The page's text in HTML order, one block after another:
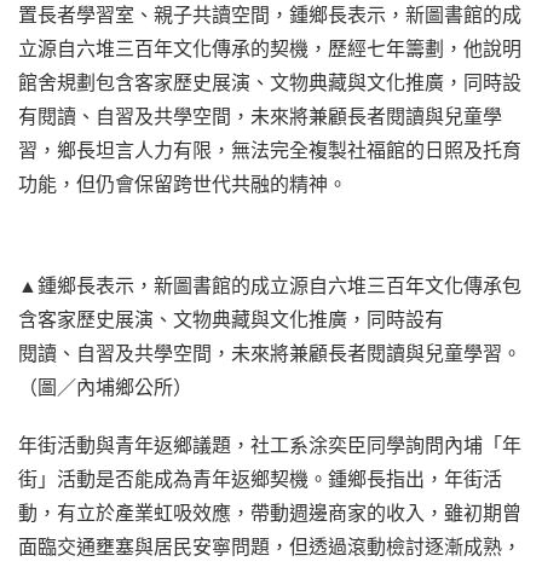
置長者學習室、親子共讀空間，鍾鄉長表示，新圖書館的成
立源自六堆三百年文化傳承的契機，歷經七年籌劃，他說明
館舍規劃包含客家歷史展演、文物典藏與文化推廣，同時設
有閱讀、自習及共學空間，未來將兼顧長者閱讀與兒童學
習，鄉長坦言人力有限，無法完全複製社福館的日照及托育
功能，但仍會保留跨世代共融的精神。
▲鍾鄉長表示，新圖書館的成立源自六堆三百年文化傳承包
含客家歷史展演、文物典藏與文化推廣，同時設有
閱讀、自習及共學空間，未來將兼顧長者閱讀與兒童學習。
（圖／內埔鄉公所）
年街活動與青年返鄉議題，社工系涂奕臣同學詢問內埔「年
街」活動是否能成為青年返鄉契機。鍾鄉長指出，年街活
動，有立於產業虹吸效應，帶動週邊商家的收入，雖初期曾
面臨交通壅塞與居民安寧問題，但透過滾動檢討逐漸成熟，